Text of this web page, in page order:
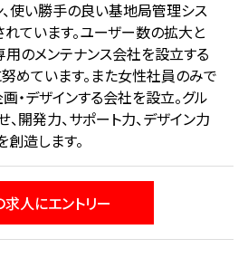
使い勝手の良い基地局管理シス
ています。ユーザー数の拡大と
のメンテナンス会社を設立する
めています。また女性社員のみで
・デザインする会社を設立。グル
開発力、サポート力、デザイン力
造します。
求人にエントリー